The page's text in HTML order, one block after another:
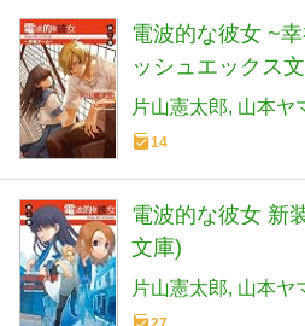
電波的な彼女 ~
ッシュエックス
片山憲太郎 山本ヤ
14
電波的な彼女 新
文庫)
片山憲太郎 山本ヤ